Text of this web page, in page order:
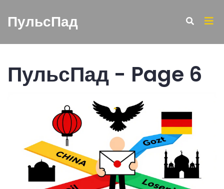
ПульсПад
ПульсПад - Page 6